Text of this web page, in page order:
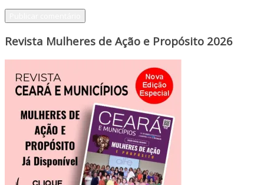
Revista Mulheres de Ação e Propósito 2026